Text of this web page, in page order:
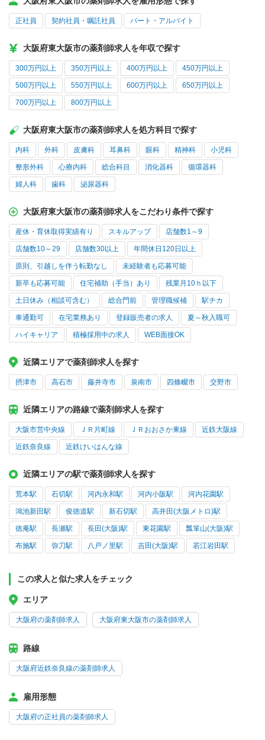
正社員 契約社員・嘱託社員 パート・アルバイト
大阪府東大阪市の薬剤師求人を年収で探す
300万円以上 350万円以上 400万円以上 450万円以上
500万円以上 550万円以上 600万円以上 650万円以上
700万円以上 800万円以上
大阪府東大阪市の薬剤師求人を処方科目で探す
内科 外科 皮膚科 耳鼻科 眼科 精神科 小児科
整形外科 心療内科 総合科目 消化器科 循環器科
婦人科 歯科 泌尿器科
大阪府東大阪市の薬剤師求人をこだわり条件で探す
産休・育休取得実績有り スキルアップ 店舗数1～9
店舗数10～29 店舗数30以上 年間休日120日以上
原則、引越しを伴う転勤なし 未経験者も応募可能
新卒も応募可能 住宅補助（手当）あり 残業月10ｈ以下
土日休み（相談可含む） 総合門前 管理職候補 駅チカ
車通勤可 在宅業務あり 登録販売者の求人 夏～秋入職可
ハイキャリア 積極採用中の求人 WEB面接OK
近隣エリアで薬剤師求人を探す
摂津市 高石市 藤井寺市 泉南市 四條畷市 交野市
近隣エリアの路線で薬剤師求人を探す
大阪市営中央線 ＪＲ片町線 ＪＲおおさか東線 近鉄大阪線
近鉄奈良線 近鉄けいはんな線
近隣エリアの駅で薬剤師求人を探す
荒本駅 石切駅 河内永和駅 河内小阪駅 河内花園駅
鴻池新田駅 俊徳道駅 新石切駅 高井田(大阪メトロ)駅
徳庵駅 長瀬駅 長田(大阪)駅 東花園駅 瓢箪山(大阪)駅
布施駅 弥刀駅 八戸ノ里駅 吉田(大阪)駅 若江岩田駅
この求人と似た求人をチェック
エリア
大阪府の薬剤師求人 大阪府東大阪市の薬剤師求人
路線
大阪府近鉄奈良線の薬剤師求人
雇用形態
大阪府の正社員の薬剤師求人